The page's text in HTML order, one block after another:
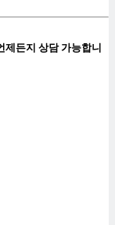
제든지 상담 가능합니